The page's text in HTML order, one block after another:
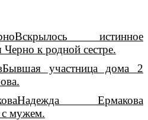
Вскрылось истинное
к родной сестре.
Бывшая участница дома 2
Надежда Ермакова
с мужем.